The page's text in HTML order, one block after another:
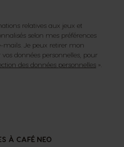
relatives aux jeux et
selon mes préférences
mails. Je peux retirer mon
données personnelles, pour
des données personnelles ».
À CAFÉ NEO